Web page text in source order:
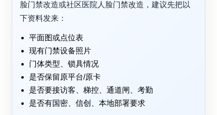
脸门禁改造或社区医院人脸门禁改造，建议先把以
下资料发来：
平面图或点位表
现有门禁设备照片
门体类型、锁具情况
是否保留原平台/原卡
是否要接访客、梯控、通道闸、考勤
是否有国密、信创、本地部署要求